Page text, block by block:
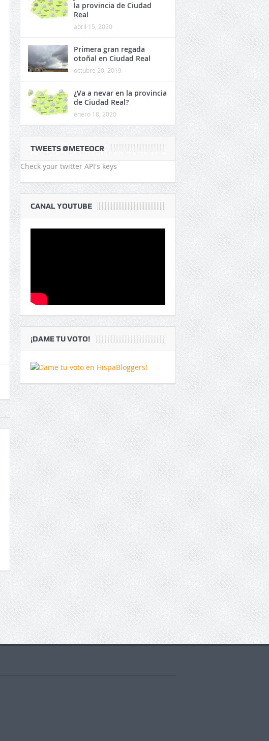
la provincia de Ciudad
Real
abril 15, 2020
Primera gran regada
otoñal en Ciudad Real
octubre 20, 2019
¿Va a nevar en la provincia
de Ciudad Real?
enero 18, 2020
TWEETS @METEOCR
Check your twitter API's keys
CANAL YOUTUBE
¡DAME TU VOTO!